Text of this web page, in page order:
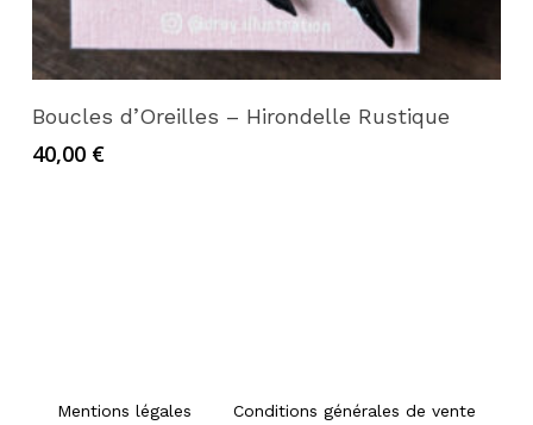
Boucles d’Oreilles – Hirondelle Rustique
40,00 €
Mentions légales Conditions générales de vente